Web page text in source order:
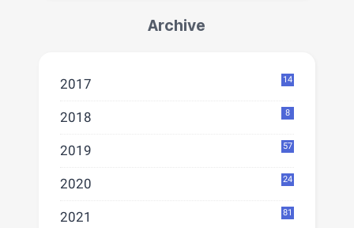
Archive
2017 14
2018 8
2019 57
2020 24
2021 81